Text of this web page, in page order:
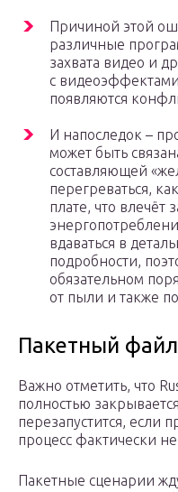
Причиной этой
различные
захвата видео и
с
появляются
И напоследок –
может быть
составляющей
перегреваться,
плате, что влечёт
вдаваться в
подробности,
обязательном
от пыли и также
Пакетный файл
Важно отметить, что
полностью
перезапустится, если
процесс фактически
Пакетные сценарии